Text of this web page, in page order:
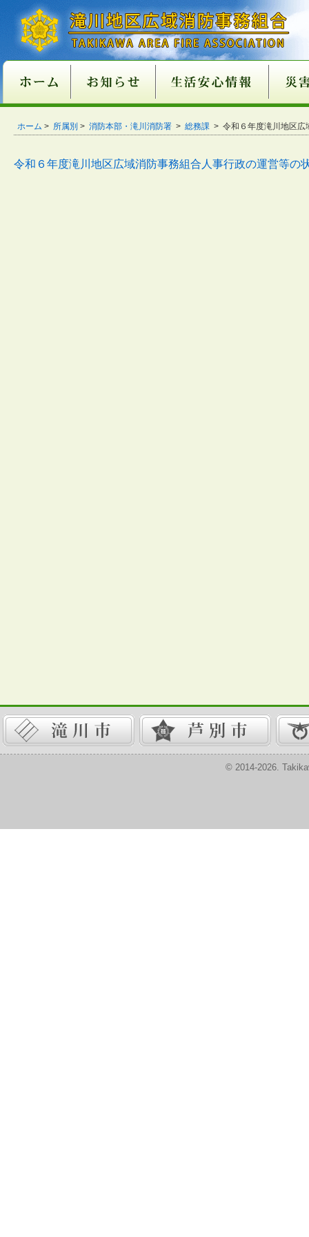
新庁舎情報
入札情報
職員採用情報
各種申請・届出用紙
講習・試験案内
地方分権改革一括法
関係条例整備
違反対象物公表制度
適マーク制度 火災予防 火災
消火
火災
住宅
いて
住宅
店
過去
住宅
功事例
催し
条例
救急 心肺
異物
止血法
ＡＥ
救急
医療
患者
て
１１９番 １１
１１
い
携帯
番に
救急
いて
ご注意 古い
消火
ついて
住宅
適正
ガス
につ
ホー
につ
消火
準の
組合
過去
ホーム > 所属別 > 消防本部・滝川消防署 > 総務課 > 令和６年度滝川地区広
令和６年度滝川地区広域消防事務組合人事行政の運営等の
© 2014-2026.